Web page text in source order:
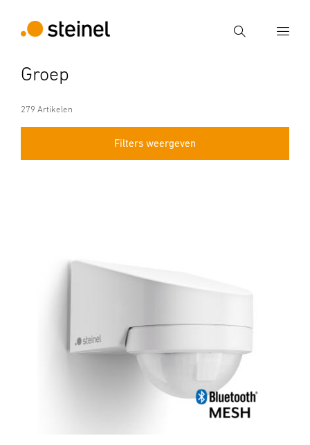
Zoek
Groep
279 Artikelen
Filters weergeven